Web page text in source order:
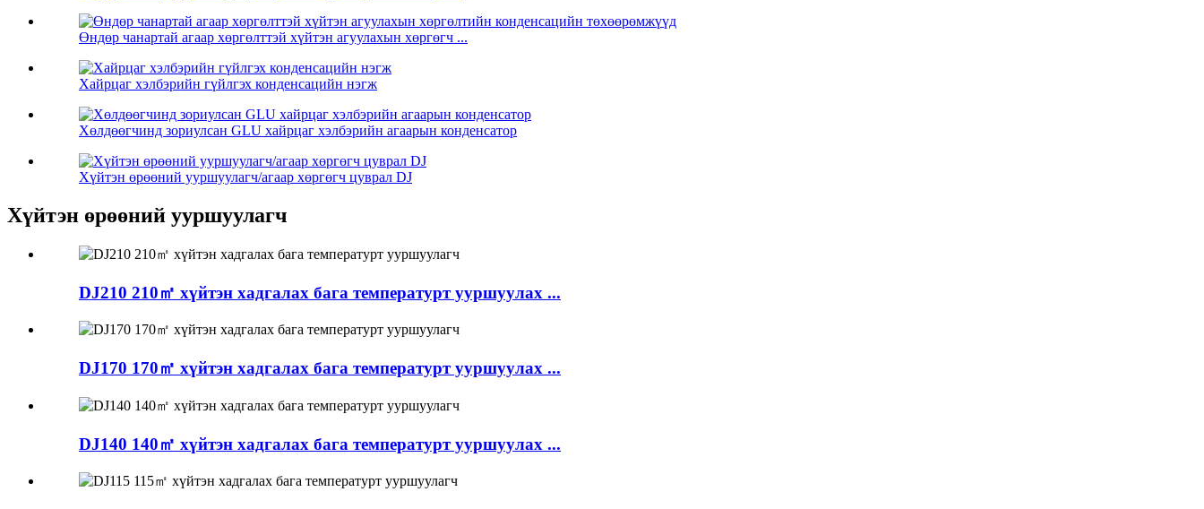
Өндөр чанартай агаар хөргөлттэй хүйтэн агуулахын хөргөгч ...
Хайрцаг хэлбэрийн гүйлгэх конденсацийн нэгж
Хөлдөөгчинд зориулсан GLU хайрцаг хэлбэрийн агаарын конденсатор
Хүйтэн өрөөний ууршуулагч/агаар хөргөгч цуврал DJ
Хүйтэн өрөөний ууршуулагч
DJ210 210㎡ хүйтэн хадгалах бага температурт ууршуулах ...
DJ170 170㎡ хүйтэн хадгалах бага температурт ууршуулах ...
DJ140 140㎡ хүйтэн хадгалах бага температурт ууршуулах ...